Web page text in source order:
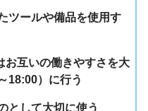
ツールや備品を使用す
互いの働きやすさを大
18:00）に行う
として大切に使う